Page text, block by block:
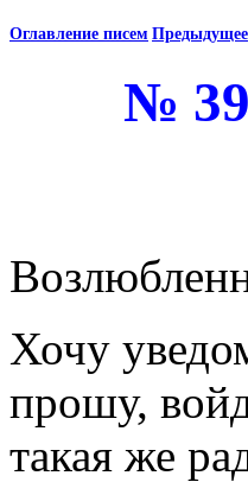
Оглавление писем Предыдущее
№
Хочу
прошу,
такая же